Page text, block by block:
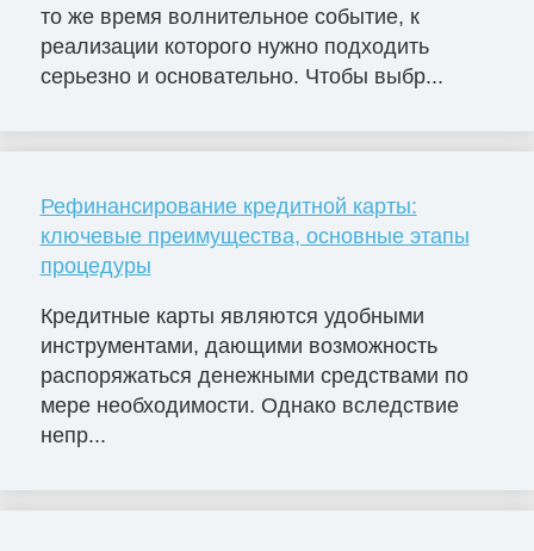
то же время волнительное событие, к
реализации которого нужно подходить
серьезно и основательно. Чтобы выбр...
Рефинансирование кредитной карты:
ключевые преимущества, основные этапы
процедуры
Кредитные карты являются удобными
инструментами, дающими возможность
распоряжаться денежными средствами по
мере необходимости. Однако вследствие
непр...